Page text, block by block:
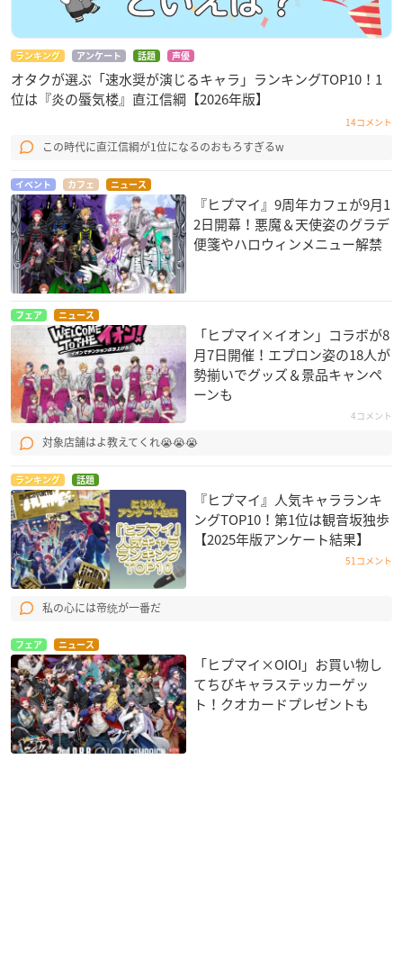
ランキング アンケート 話題 声優
オタクが選ぶ「速水奨が演じるキャラ」ランキングTOP10！1
位は『炎の蜃気楼』直江信綱【2026年版】
14コメント
この時代に直江信綱が1位になるのおもろすぎるw
イベント カフェ ニュース
『ヒプマイ』9周年カフェが9月1
2日開幕！悪魔＆天使姿のグラデ
便箋やハロウィンメニュー解禁
フェア ニュース
「ヒプマイ×イオン」コラボが8
月7日開催！エプロン姿の18人が
勢揃いでグッズ＆景品キャンペ
ーンも
4コメント
対象店舗はよ教えてくれ😭😭😭
ランキング 話題
『ヒプマイ』人気キャラランキ
ングTOP10！第1位は観音坂独歩
【2025年版アンケート結果】
51コメント
私の心には帝统が一番だ
フェア ニュース
「ヒプマイ×OIOI」お買い物し
てちびキャラステッカーゲッ
ト！クオカードプレゼントも